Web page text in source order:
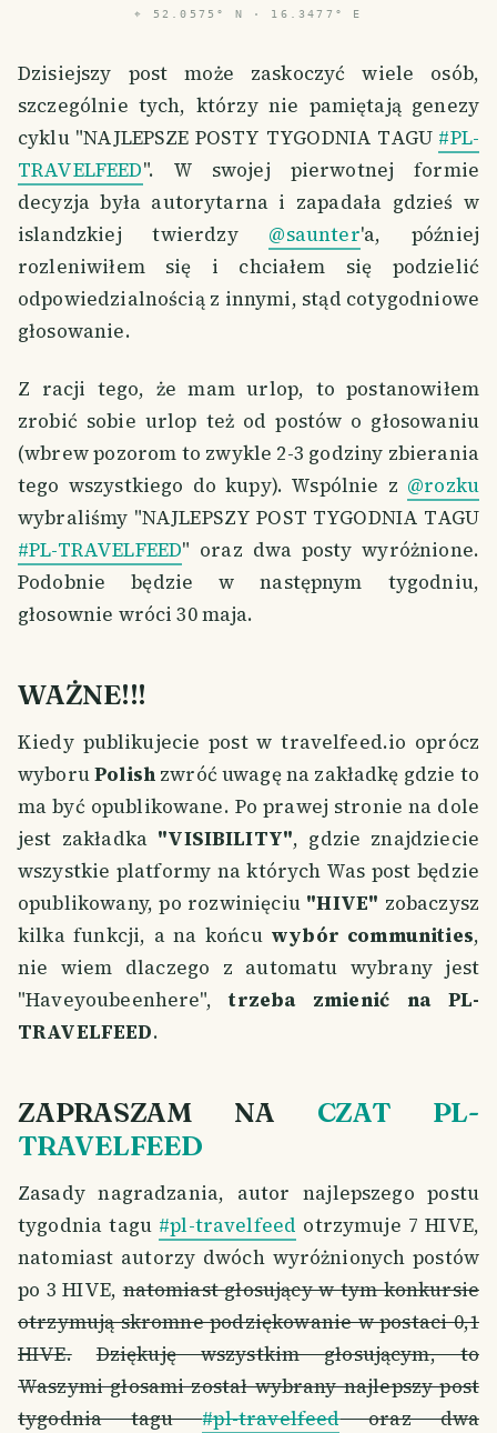
⌖ 52.0575° N · 16.3477° E
Dzisiejszy post może zaskoczyć wiele osób,
szczególnie tych, którzy nie pamiętają genezy
cyklu "NAJLEPSZE POSTY TYGODNIA TAGU #PL-
TRAVELFEED". W swojej pierwotnej formie
decyzja była autorytarna i zapadała gdzieś w
islandzkiej twierdzy @saunter'a, później
rozleniwiłem się i chciałem się podzielić
odpowiedzialnością z innymi, stąd cotygodniowe
głosowanie.
Z racji tego, że mam urlop, to postanowiłem
zrobić sobie urlop też od postów o głosowaniu
(wbrew pozorom to zwykle 2-3 godziny zbierania
tego wszystkiego do kupy). Wspólnie z @rozku
wybraliśmy "NAJLEPSZY POST TYGODNIA TAGU
#PL-TRAVELFEED" oraz dwa posty wyróżnione.
Podobnie będzie w następnym tygodniu,
głosownie wróci 30 maja.
WAŻNE!!!
Kiedy publikujecie post w travelfeed.io oprócz
wyboruPolishzwróć uwagę na zakładkę gdzie to
ma być opublikowane. Po prawej stronie na dole
jest zakładka "VISIBILITY", gdzie znajdziecie
wszystkie platformy na których Was post będzie
opublikowany, po rozwinięciu "HIVE" zobaczysz
kilka funkcji, a na końcu wybór communities,
nie wiem dlaczego z automatu wybrany jest
"Haveyoubeenhere",trzeba zmienić na PL-
TRAVELFEED.
ZAPRASZAM NA CZAT PL-
TRAVELFEED
Zasady nagradzania, autor najlepszego postu
tygodnia tagu #pl-travelfeed otrzymuje 7 HIVE,
natomiast autorzy dwóch wyróżnionych postów
po 3 HIVE,natomiast głosujący w tym konkursie
otrzymują skromne podziękowanie w postaci 0,1
HIVE.
Dziękuję wszystkim głosującym, to
Waszymi głosami został wybrany najlepszy post
tygodnia tagu#pl-travelfeedoraz dwa